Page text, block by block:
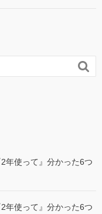

年使って』分かった6つ
年使って』分かった6つ